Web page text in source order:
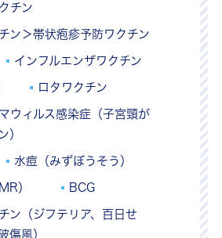
チン
ン＞帯状疱疹予防ワクチン
インフルエンザワクチン
ロタワクチン
ウィルス感染症（子宮頸が
）
水痘（みずぼうそう）
） BCG
ン（ジフテリア、百日せ
傷風）